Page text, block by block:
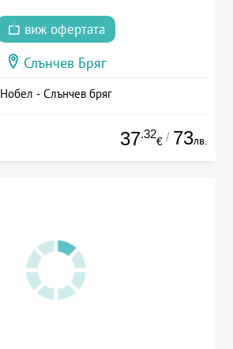
виж офертата
Слънчев Бряг
Нобел - Слънчев бряг
37.32
€ / 73лв.